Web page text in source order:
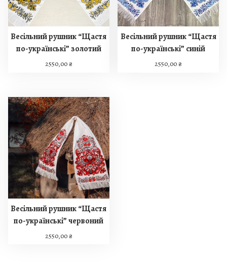
Весільний рушник “Щастя
по-українські” золотий
2550,00₴
Весільний рушник “Щастя
по-українські” синій
2550,00₴
Весільний рушник “Щастя
по-українські” червоний
2550,00₴